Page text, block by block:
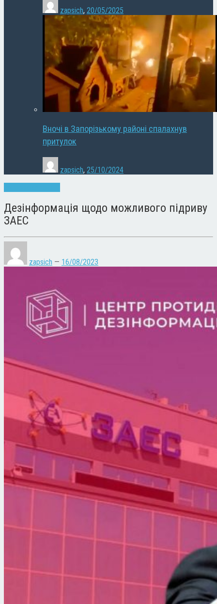
zapsich, 20/05/2025
Вночі в Запорізькому районі спалахнув
притулок
zapsich, 25/10/2024
Дезінформація щодо можливого підриву
ЗАЕС
zapsich — 16/08/2023